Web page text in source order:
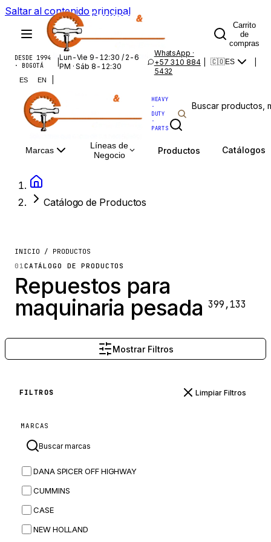
Saltar al contenido principal
Carrito
de
compras
DESDE 1994
· BOGOTÁ
Lun-Vie 9-12:30 / 2-6
PM · Sáb 8-12:30
WhatsApp ·
+57 310 884
5432
🇨🇴ES
ES EN
HEAVY
·
DUTY
·
PARTS
Marcas
Líneas de
Negocio
Productos Catálogos
Catálogo de Productos
INICIO / PRODUCTOS
01CATÁLOGO DE PRODUCTOS
Repuestos para
maquinaria pesada 399,133
Mostrar Filtros
FILTROS Limpiar Filtros
MARCAS
DANA SPICER OFF HIGHWAY
CUMMINS
CASE
NEW HOLLAND